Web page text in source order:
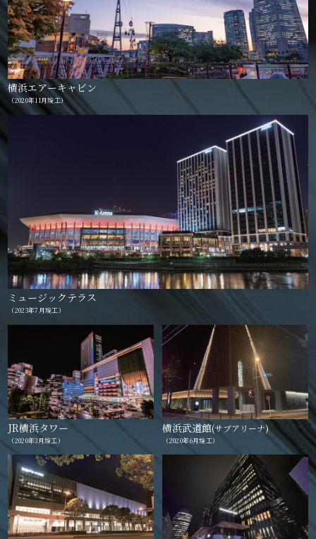
横浜エアーキャビン
（2020年11月竣工）
ミュージックテラス
（2023年7月竣工）
JR横浜タワー
（2020年3月竣工）
横浜武道館(サブアリーナ)
（2020年6月竣工）